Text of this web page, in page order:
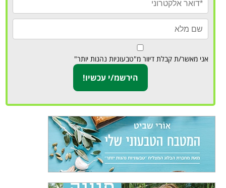
אני מאשר/ת קבלת דיוור מ"טבעוניות נהנות יותר"